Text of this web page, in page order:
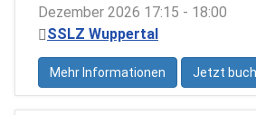
Dezember 2026 17:15 - 18:00
SSLZ Wuppertal
Mehr Informationen Jetzt